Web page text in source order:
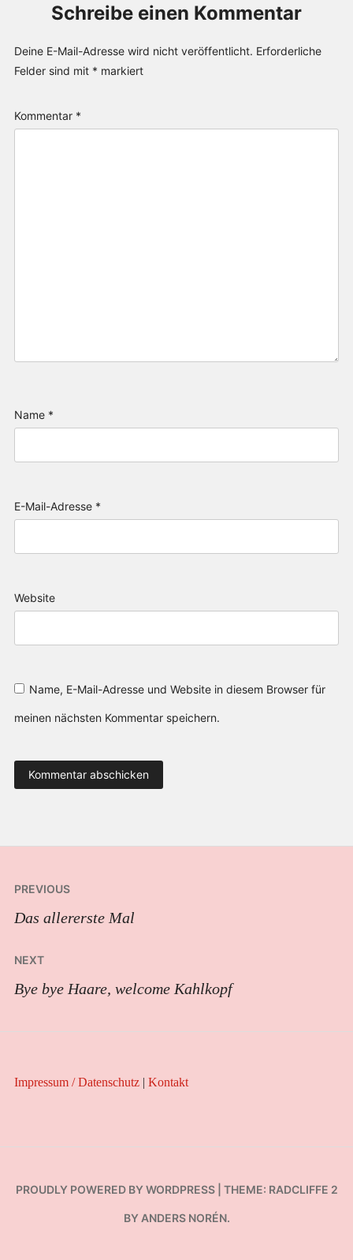
Schreibe einen Kommentar
Deine E-Mail-Adresse wird nicht veröffentlicht. Erforderliche
Felder sind mit * markiert
Kommentar *
Name *
E-Mail-Adresse *
Website
Name, E-Mail-Adresse und Website in diesem Browser für
meinen nächsten Kommentar speichern.
Beitragsnavigation
PREVIOUS
Das allererste Mal
NEXT
Bye bye Haare, welcome Kahlkopf
Impressum / Datenschutz| Kontakt
PROUDLY POWERED BY WORDPRESS THEME: RADCLIFFE 2
BY ANDERS NORÉN.